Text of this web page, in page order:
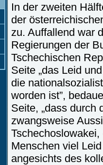
In der zweiten
der
zu. Auffallend war
Regierungen der
Tschechischen
Seite „das Leid
die
worden ist”,
Seite, „dass durch
zwangsweise
Menschen viel
angesichts des